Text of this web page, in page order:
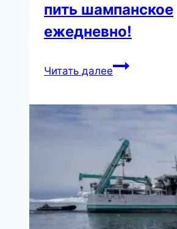
пить шампанское
ежедневно!
Читать далееУченые
нервным
нужно
пить
шампанское
ежедневно!